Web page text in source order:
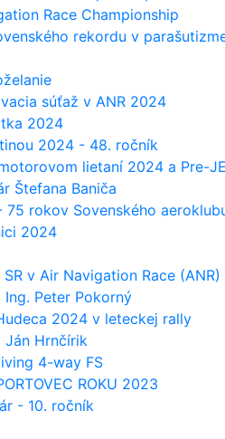
Race Championship
rekordu v
súťaž v ANR 2024
2024
2024 - 48. ročník
lietaní 2024 a Pre-
Štefana Baniča
rokov Sovenského
2024
v Air Navigation Race
Peter Pokorný
2024 v leteckej rally
Ján Hrnčírik
4-way FS
ROKU 2023
- 10. ročník